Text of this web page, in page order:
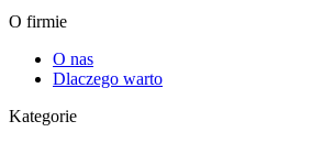
O firmie
O nas
Dlaczego warto
Kategorie